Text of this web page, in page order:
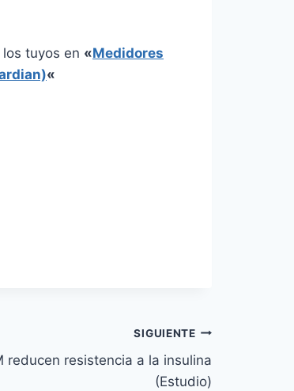
tuyos en «Medidores
«
SIGUIENTE
reducen resistencia a la insulina
(Estudio)